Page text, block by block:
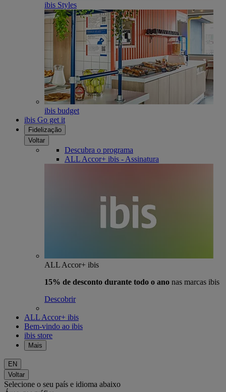
ibis Styles
ibis budget
ibis Go get it
Fidelização
Voltar
Descubra o programa
ALL Accor+ ibis - Assinatura
ALL Accor+ ibis
15% de desconto durante todo o ano nas marcas ibis
Descobrir
ALL Accor+ ibis
Bem-vindo ao ibis
ibis store
Mais
EN
Voltar
Selecione o seu país e idioma abaixo